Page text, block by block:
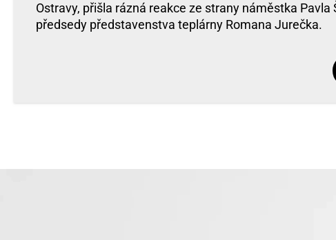
Ostravy, přišla rázná reakce ze strany náměstka Pavla
předsedy představenstva teplárny Romana Jurečka.